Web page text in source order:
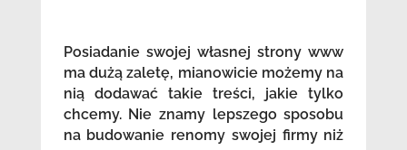
Posiadanie swojej własnej strony www
ma dużą zaletę, mianowicie możemy na
nią dodawać takie treści, jakie tylko
chcemy. Nie znamy lepszego sposobu
na budowanie renomy swojej firmy niż